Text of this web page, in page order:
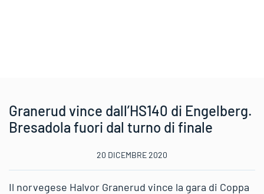
Granerud vince dall’HS140 di Engelberg.
Bresadola fuori dal turno di finale
20 DICEMBRE 2020
Il norvegese Halvor Granerud vince la gara di Coppa